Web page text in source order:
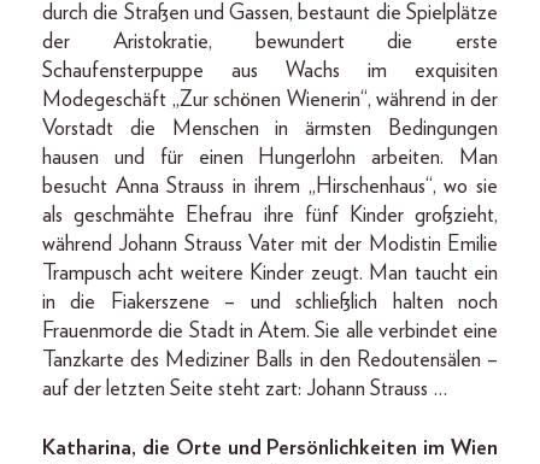
durch die Straßen und Gassen, bestaunt die Spielplätze
der Aristokratie, bewundert die erste
Schaufensterpuppe aus Wachs im exquisiten
Modegeschäft „Zur schönen Wienerin“, während in der
Vorstadt die Menschen in ärmsten Bedingungen
hausen und für einen Hungerlohn arbeiten. Man
besucht Anna Strauss in ihrem „Hirschenhaus“, wo sie
als geschmähte Ehefrau ihre fünf Kinder großzieht,
während Johann Strauss Vater mit der Modistin Emilie
Trampusch acht weitere Kinder zeugt. Man taucht ein
in die Fiakerszene – und schließlich halten noch
Frauenmorde die Stadt in Atem. Sie alle verbindet eine
Tanzkarte des Mediziner Balls in den Redoutensälen –
auf der letzten Seite steht zart: Johann Strauss …
Katharina, die Orte und Persönlichkeiten im Wien